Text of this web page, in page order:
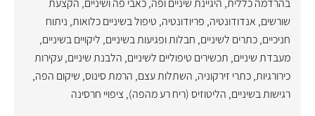
שורשים, אנדודונטיה, פריודונטיה, טיפול בשיניים כלואות, ניתוח
חניכיים,כתרים לשיניים, חבלות ופגיעות בשיניים, ליקויים בשיניים,
מעבדת שיניים, תכשירים טיפוליים לשיניים, הלבנת שיניים,עקירות
כירורגיות,כתרי זירקוניה, השתלות עצם, הרמת סינוס, שיקום הפה,
רגישות בשיניים, הליטוזיס (ריח רע מהפה), ציפויי חרסינה